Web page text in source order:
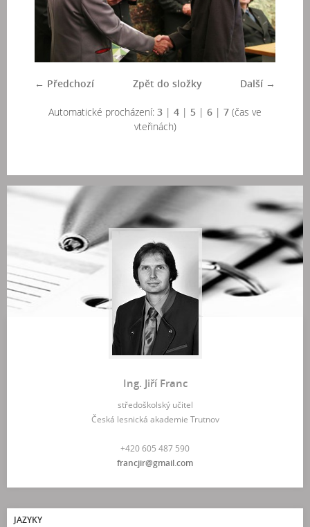
← Předchozí Další →
Zpět do složky
Automatické procházení: 3 | 4 | 5 | 6 | 7 (čas ve
vteřinách)
Ing. Jiří Franc
středoškolský učitel
Česká lesnická akademie Trutnov
+420 605 487 590
francjir@gmail.com
JAZYKY